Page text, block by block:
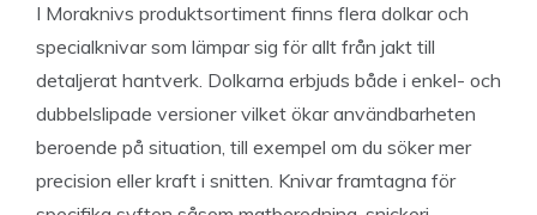
I Moraknivs produktsortiment finns flera dolkar och
specialknivar som lämpar sig för allt från jakt till
detaljerat hantverk. Dolkarna erbjuds både i enkel- och
dubbelslipade versioner vilket ökar användbarheten
beroende på situation, till exempel om du söker mer
precision eller kraft i snitten. Knivar framtagna för